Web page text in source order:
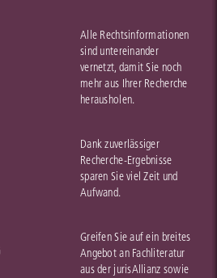
Alle Rechtsinformationen
sind untereinander
vernetzt, damit Sie noch
mehr aus Ihrer Recherche
herausholen.
Dank zuverlässiger
Recherche-Ergebnisse
sparen Sie viel Zeit und
Aufwand.
Greifen Sie auf ein breites
Angebot an Fachliteratur
aus der jurisAllianz sowie